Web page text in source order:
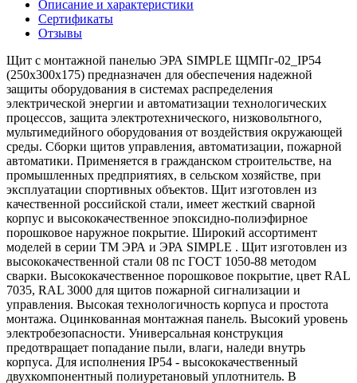
Описание и характеристики
Сертификаты
Отзывы
Щит с монтажной панелью ЭРА SIMPLE ЩМПг-02_IP54
(250х300х175) предназначен для обеспечения надежной
защиты оборудования в системах распределения
электрической энергии и автоматизации технологических
процессов, защита электротехнического, низковольтного,
мультимедийного оборудования от воздействия окружающей
среды. Сборки щитов управления, автоматизации, пожарной
автоматики. Применяется в гражданском строительстве, на
промышленных предприятиях, в сельском хозяйстве, при
эксплуатации спортивных объектов. Щит изготовлен из
качественной российской стали, имеет жесткий сварной
корпус и высококачественное эпоксидно-полиэфирное
порошковое наружное покрытие. Широкий ассортимент
моделей в серии ТМ ЭРА и ЭРА SIMPLE . Щит изготовлен из
высококачественной стали 08 пс ГОСТ 1050-88 методом
сварки. Высококачественное порошковое покрытие, цвет RAL
7035, RAL 3000 для щитов пожарной сигнализации и
управления. Высокая технологичность корпуса и простота
монтажа. Оцинкованная монтажная панель. Высокий уровень
электробезопасности. Универсальная конструкция
предотвращает попадание пыли, влаги, наледи внутрь
корпуса. Для исполнения IP54 - высококачественный
двухкомпонентный полиуретановый уплотнитель. В